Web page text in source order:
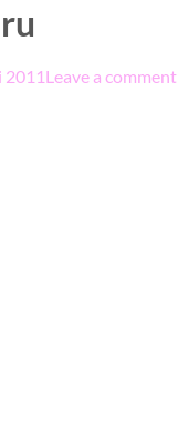
2011 Leave a comment